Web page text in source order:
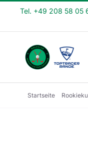
Tel. +49 208 58 05
Startseite